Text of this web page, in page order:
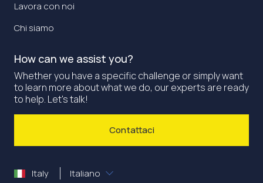
Lavora con noi
Chi siamo
How can we assist you?
Whether you have a specific challenge or simply want
to learn more about what we do, our experts are ready
to help. Let's talk!
Contattaci
Italy Italiano